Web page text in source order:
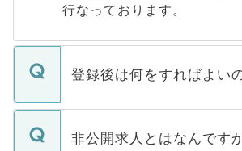
行なっております。
登録後は何をすればよい
ご登録いただきましたら、
登録内容を確認し、その後
非公開求人とはなんです